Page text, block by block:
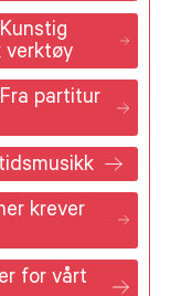
verktøy
partitur
krever
for vårt